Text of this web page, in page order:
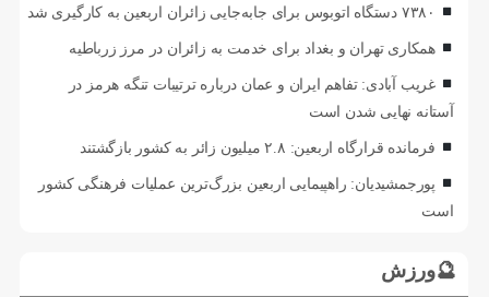
۷۳۸۰ دستگاه اتوبوس برای جابه‌جایی زائران اربعین به‌ کارگیری شد
همکاری تهران و بغداد برای خدمت به زائران در مرز زرباطیه
غریب آبادی: تفاهم ایران و عمان درباره ترتیبات تنگه هرمز در
آستانه نهایی شدن است
فرمانده قرارگاه اربعین: ۲.۸ میلیون زائر به کشور بازگشتند
پورجمشیدیان: راهپیمایی اربعین بزرگ‌ترین عملیات فرهنگی کشور
است
🔮ورزش